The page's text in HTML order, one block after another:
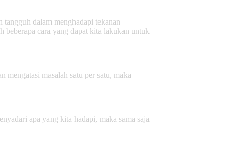
dalam menghadapi tekanan
cara yang dapat kita lakukan untuk
masalah satu per satu, maka
apa yang kita hadapi, maka sama saja